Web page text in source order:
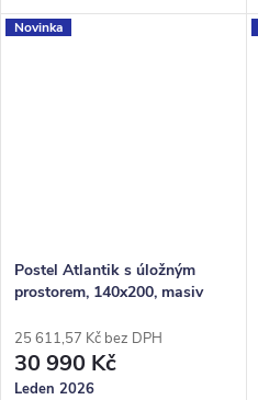
vašem pokoji.
Novinka
Postel Atlantik s úložným
prostorem, 140x200, masiv
25 611,57 Kč bez DPH
30 990 Kč
Leden 2026